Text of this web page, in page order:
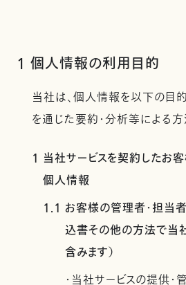
1 個人情報の利用目的
当社は、個人情報を以下の目
を通じた要約・分析等による方
1 当社サービスを契約したお
個人情報
1.1 お客様の管理者・担当
込書その他の方法で当
含みます）
・当社サービスの提供・